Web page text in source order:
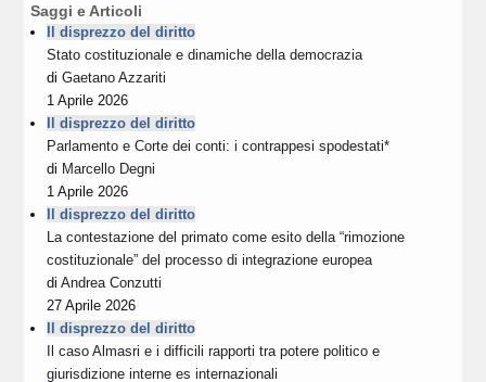
Saggi e Articoli
Il disprezzo del diritto
Stato costituzionale e dinamiche della democrazia
diGaetano Azzariti
1 Aprile 2026
Il disprezzo del diritto
Parlamento e Corte dei conti: i contrappesi spodestati*
di Marcello Degni
1 Aprile 2026
Il disprezzo del diritto
La contestazione del primato come esito della “rimozione
costituzionale” del processo di integrazione europea
diAndrea Conzutti
27 Aprile 2026
Il disprezzo del diritto
Il caso Almasri e i difficili rapporti tra potere politico e
giurisdizione interne es internazionali